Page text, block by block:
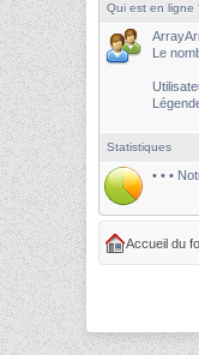
Qui est en ligne
Le
Statistiques
• • •
Accueil du